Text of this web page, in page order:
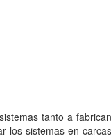
tanto a
los sistemas en